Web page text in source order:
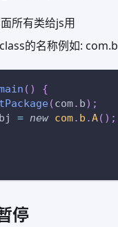
所有类给js用
的名称例如: com.b
( )
{
(com. b) ;
= new com. b .A( ) ;
停